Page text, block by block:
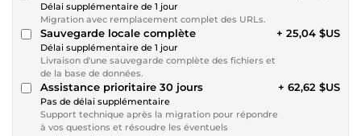
Délai supplémentaire de 1 jour
Migration avec remplacement complet des URLs.
Sauvegarde locale complète
Délai supplémentaire de 1 jour
Livraison d'une sauvegarde complète des fichiers et
de la base de données.
+ 25,04 $US
Assistance prioritaire 30 jours
Pas de délai supplémentaire
Support technique après la migration pour répondre
à vos questions et résoudre les éventuels
+ 62,62 $US